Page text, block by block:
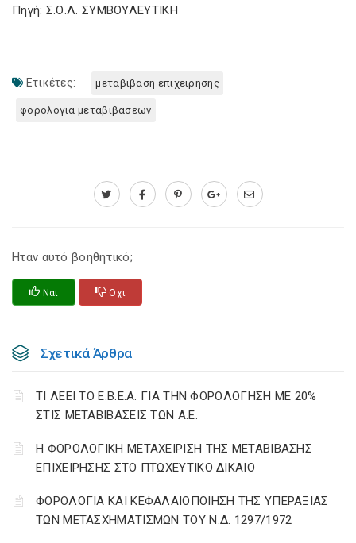
Πηγή: Σ.Ο.Λ. ΣΥΜΒΟΥΛΕΥΤΙΚΗ
Ετικέτες: μεταβιβαση επιχειρησης
φορολογια μεταβιβασεων
Ηταν αυτό βοηθητικό;
Ναι Οχι
Σχετικά Άρθρα
ΤΙ ΛΕΕΙ ΤΟ Ε.Β.Ε.Α. ΓΙΑ ΤΗΝ ΦΟΡΟΛΟΓΗΣΗ ΜΕ 20%
ΣΤΙΣ ΜΕΤΑΒΙΒΑΣΕΙΣ ΤΩΝ Α.Ε.
H ΦΟΡΟΛΟΓΙΚΗ ΜΕΤΑΧΕΙΡΙΣΗ ΤΗΣ ΜΕΤΑΒΙΒΑΣΗΣ
ΕΠΙΧΕΙΡΗΣΗΣ ΣΤΟ ΠΤΩΧΕΥΤΙΚΟ ΔΙΚΑΙΟ
ΦΟΡΟΛΟΓΙΑ ΚΑΙ ΚΕΦΑΛΑΙΟΠΟΙΗΣΗ ΤΗΣ ΥΠΕΡΑΞΙΑΣ
ΤΩΝ ΜΕΤΑΣΧΗΜΑΤΙΣΜΩΝ ΤΟΥ N.Δ. 1297/1972